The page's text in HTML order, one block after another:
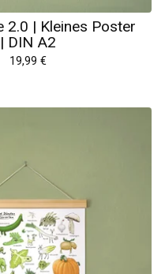
2.0 | Kleines Poster
| DIN A2
19,99 €